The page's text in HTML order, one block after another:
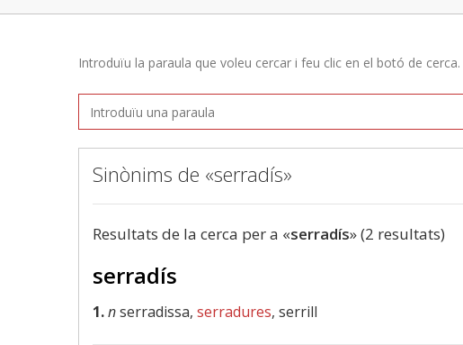
Introduïu la paraula que voleu cercar i feu clic en el botó de cerca.
Sinònims de «serradís»
Resultats de la cerca per a «serradís» (2 resultats)
serradís
1.nserradissa, serradures, serrill